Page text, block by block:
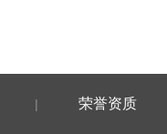
| 荣誉资质